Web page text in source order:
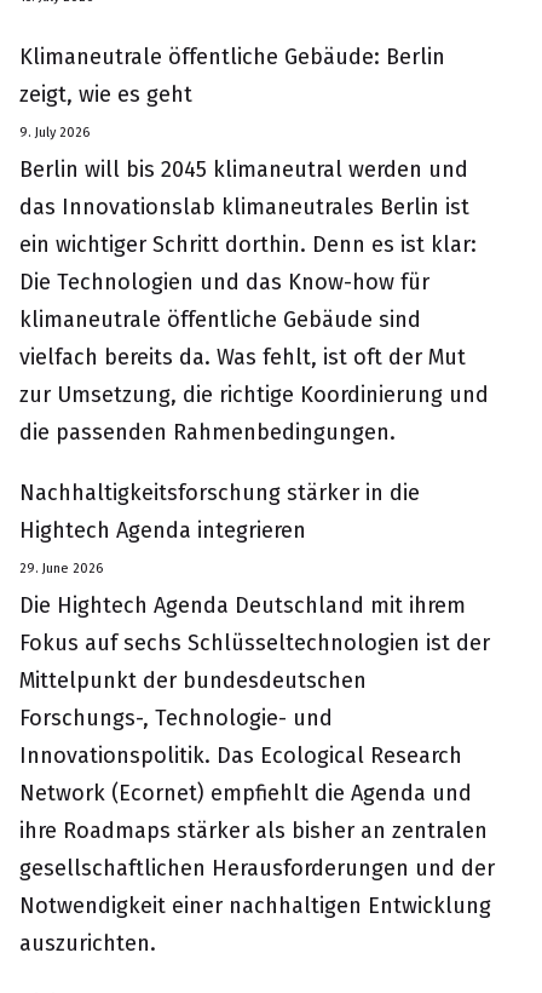
Klimaneutrale öffentliche Gebäude: Berlin
zeigt, wie es geht
9. July 2026
Berlin will bis 2045 klimaneutral werden und
das Innovationslab klimaneutrales Berlin ist
ein wichtiger Schritt dorthin. Denn es ist klar:
Die Technologien und das Know-how für
klimaneutrale öffentliche Gebäude sind
vielfach bereits da. Was fehlt, ist oft der Mut
zur Umsetzung, die richtige Koordinierung und
die passenden Rahmenbedingungen.
Nachhaltigkeitsforschung stärker in die
Hightech Agenda integrieren
29. June 2026
Die Hightech Agenda Deutschland mit ihrem
Fokus auf sechs Schlüsseltechnologien ist der
Mittelpunkt der bundesdeutschen
Forschungs-, Technologie- und
Innovationspolitik. Das Ecological Research
Network (Ecornet) empfiehlt die Agenda und
ihre Roadmaps stärker als bisher an zentralen
gesellschaftlichen Herausforderungen und der
Notwendigkeit einer nachhaltigen Entwicklung
auszurichten.